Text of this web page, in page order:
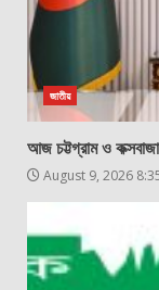
জাতীয়
আজ চট্টগ্রাম ও
August 9, 2026